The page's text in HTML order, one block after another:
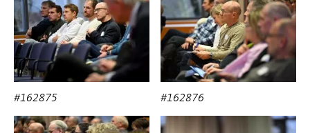
#162875 #162876